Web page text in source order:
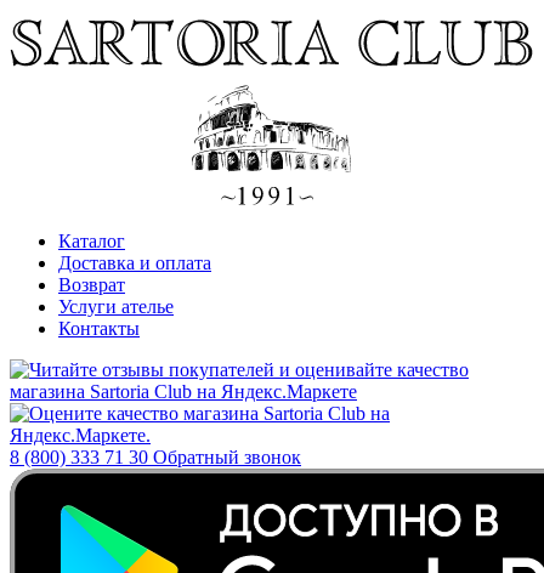
Каталог
Доставка и оплата
Возврат
Услуги ателье
Контакты
8 (800) 333 71 30 Обратный звонок